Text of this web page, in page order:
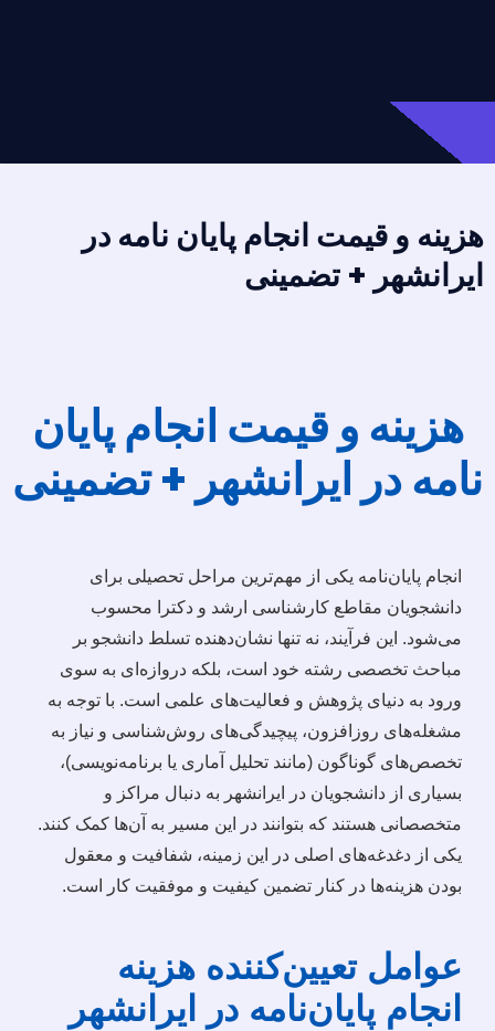
هزینه و قیمت انجام پایان نامه در
ایرانشهر + تضمینی
هزینه و قیمت انجام پایان
نامه در ایرانشهر + تضمینی
انجام پایان‌نامه یکی از مهم‌ترین مراحل تحصیلی برای
دانشجویان مقاطع کارشناسی ارشد و دکترا محسوب
می‌شود. این فرآیند، نه تنها نشان‌دهنده تسلط دانشجو بر
مباحث تخصصی رشته خود است، بلکه دروازه‌ای به سوی
ورود به دنیای پژوهش و فعالیت‌های علمی است. با توجه به
مشغله‌های روزافزون، پیچیدگی‌های روش‌شناسی و نیاز به
تخصص‌های گوناگون (مانند تحلیل آماری یا برنامه‌نویسی)،
بسیاری از دانشجویان در ایرانشهر به دنبال مراکز و
متخصصانی هستند که بتوانند در این مسیر به آن‌ها کمک کنند.
یکی از دغدغه‌های اصلی در این زمینه، شفافیت و معقول
بودن هزینه‌ها در کنار تضمین کیفیت و موفقیت کار است.
عوامل تعیین‌کننده هزینه
انجام پایان‌نامه در ایرانشهر